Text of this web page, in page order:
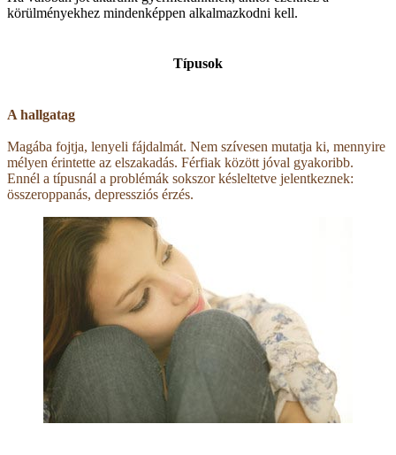
körülményekhez mindenképpen alkalmazkodni kell.
Típusok
A hallgatag
Magába fojtja, lenyeli fájdalmát. Nem szívesen mutatja ki, mennyire
mélyen érintette az elszakadás. Férfiak között jóval gyakoribb.
Ennél a típusnál a problémák sokszor késleltetve jelentkeznek:
összeroppanás, depressziós érzés.